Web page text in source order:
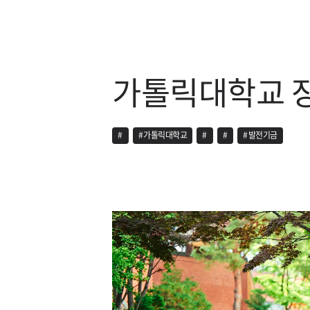
가톨릭대학교
# #가톨릭대학교 # # #발전기금